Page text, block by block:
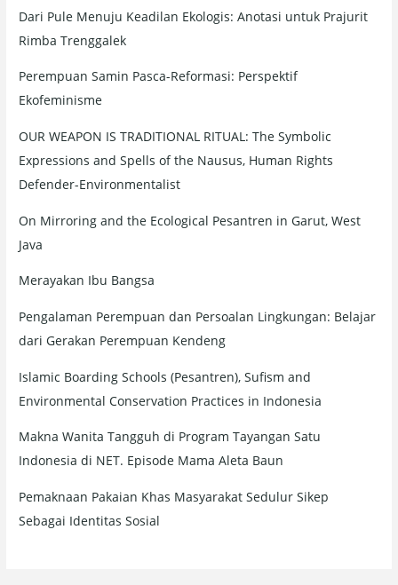
Dari Pule Menuju Keadilan Ekologis: Anotasi untuk Prajurit
Rimba Trenggalek
Perempuan Samin Pasca-Reformasi: Perspektif
Ekofeminisme
OUR WEAPON IS TRADITIONAL RITUAL: The Symbolic
Expressions and Spells of the Nausus, Human Rights
Defender-Environmentalist
On Mirroring and the Ecological Pesantren in Garut, West
Java
Merayakan Ibu Bangsa
Pengalaman Perempuan dan Persoalan Lingkungan: Belajar
dari Gerakan Perempuan Kendeng
Islamic Boarding Schools (Pesantren), Sufism and
Environmental Conservation Practices in Indonesia
Makna Wanita Tangguh di Program Tayangan Satu
Indonesia di NET. Episode Mama Aleta Baun
Pemaknaan Pakaian Khas Masyarakat Sedulur Sikep
Sebagai Identitas Sosial